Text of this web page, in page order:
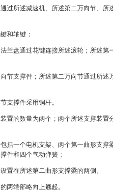
过所述减速机、所述第二万向节、所
和轴键；
兰盘通过花键连接所述滚轮；所述第
节支撑件；所述第二万向节通过所述
支撑件采用铜杆。
置的数量为两个；两个所述支撑装置
括一个电机支架、两个第一曲形支撑
件和四个气动弹簧；
置在所述第二曲形支撑梁的两侧。
两端部略向上翘起。